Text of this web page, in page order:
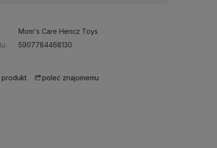
Mom's Care Hencz Toys
5907784468130
produkt poleć znajomemu